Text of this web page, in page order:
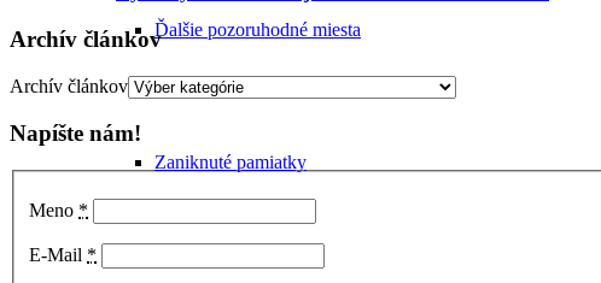
Ďalšie pozoruhodné miesta
Zaniknuté pamiatky
Archív článkov
Archív článkov
Napíšte nám!
Meno *
E-Mail *